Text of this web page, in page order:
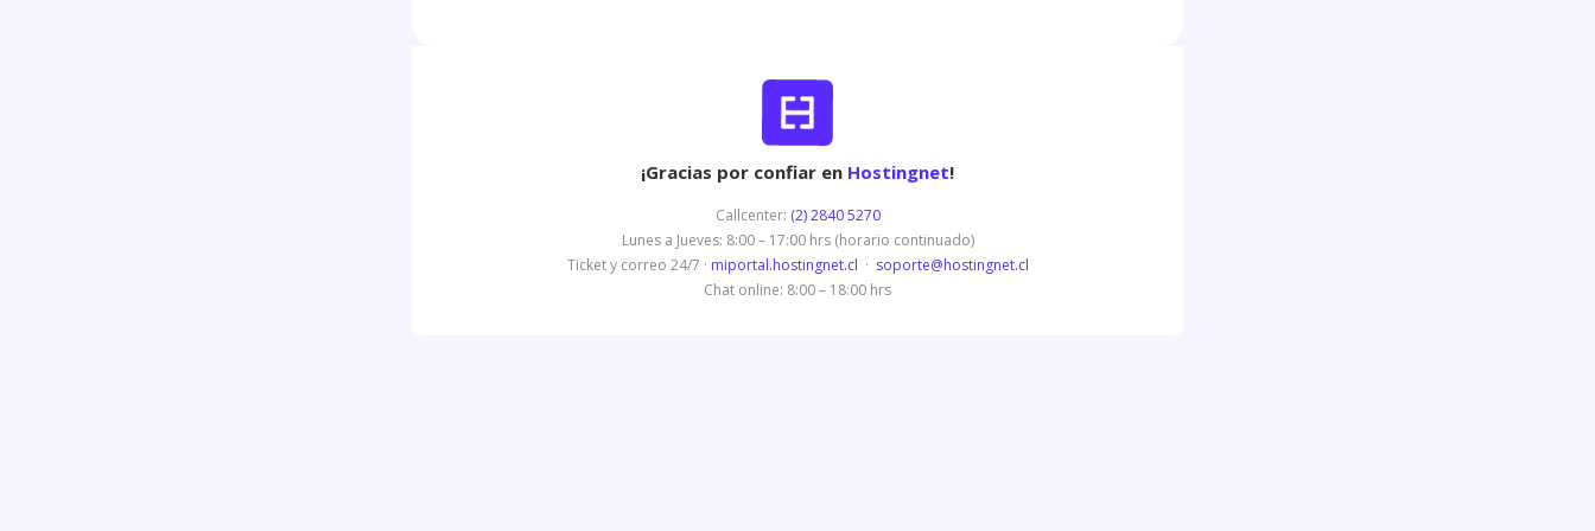
¡Gracias por confiar en Hostingnet!
Callcenter: (2) 2840 5270
Lunes a Jueves: 8:00 – 17:00 hrs (horario continuado)
Ticket y correo 24/7 · miportal.hostingnet.cl · soporte@hostingnet.cl
Chat online: 8:00 – 18:00 hrs